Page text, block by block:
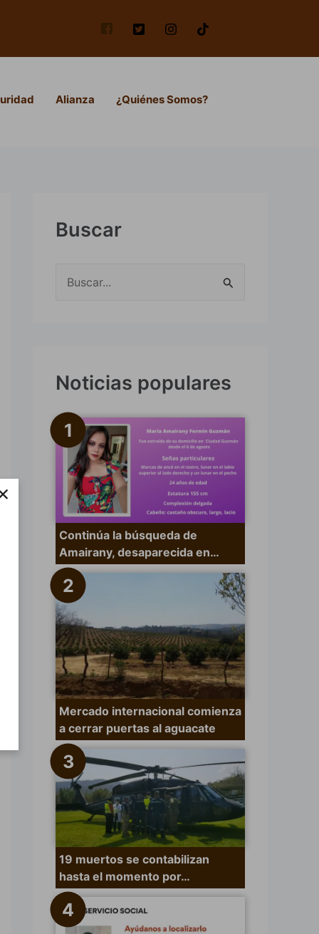
Alianza ¿Quiénes Somos?
Buscar
a
p
o
Noticias populares
Continúa la búsqueda de
Amairany, desaparecida en…
Mercado internacional comienza
a cerrar puertas al aguacate
19 muertos se contabilizan
hasta el momento por…